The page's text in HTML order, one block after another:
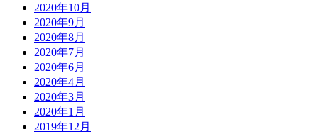
2020年10月
2020年9月
2020年8月
2020年7月
2020年6月
2020年4月
2020年3月
2020年1月
2019年12月